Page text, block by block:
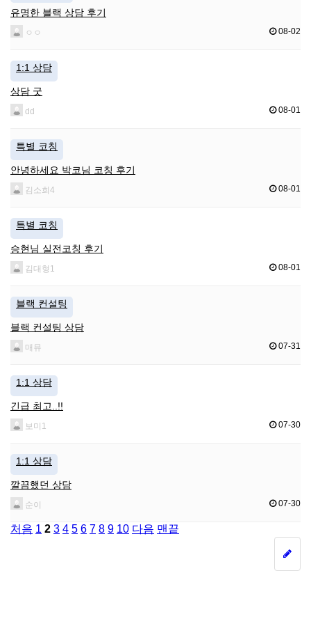
유명한 블랙 상담 후기
ㅇㅇ 08-02
1:1 상담
상담 굿
dd 08-01
특별 코칭
안녕하세요 박코님 코칭 후기
김소희4 08-01
특별 코칭
승현님 실전코칭 후기
김대형1 08-01
블랙 컨설팅
블랙 컨설팅 상담
매뮤 07-31
1:1 상담
긴급 최고..!!
보미1 07-30
1:1 상담
깔끔했던 상담
순이 07-30
처음 1 2 3 4 5 6 7 8 9 10 다음 맨끝